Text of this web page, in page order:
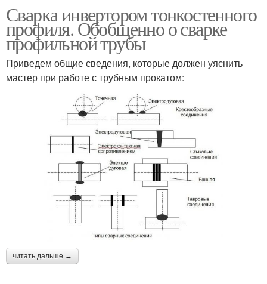
Сварка инвертором тонкостенного
профиля. Обобщенно о сварке
профильной трубы
Приведем общие сведения, которые должен уяснить
мастер при работе с трубным прокатом:
читать дальше →